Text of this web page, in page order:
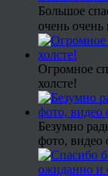
Большое
очень
Огромное
холсте!
Безумно
фото, видео